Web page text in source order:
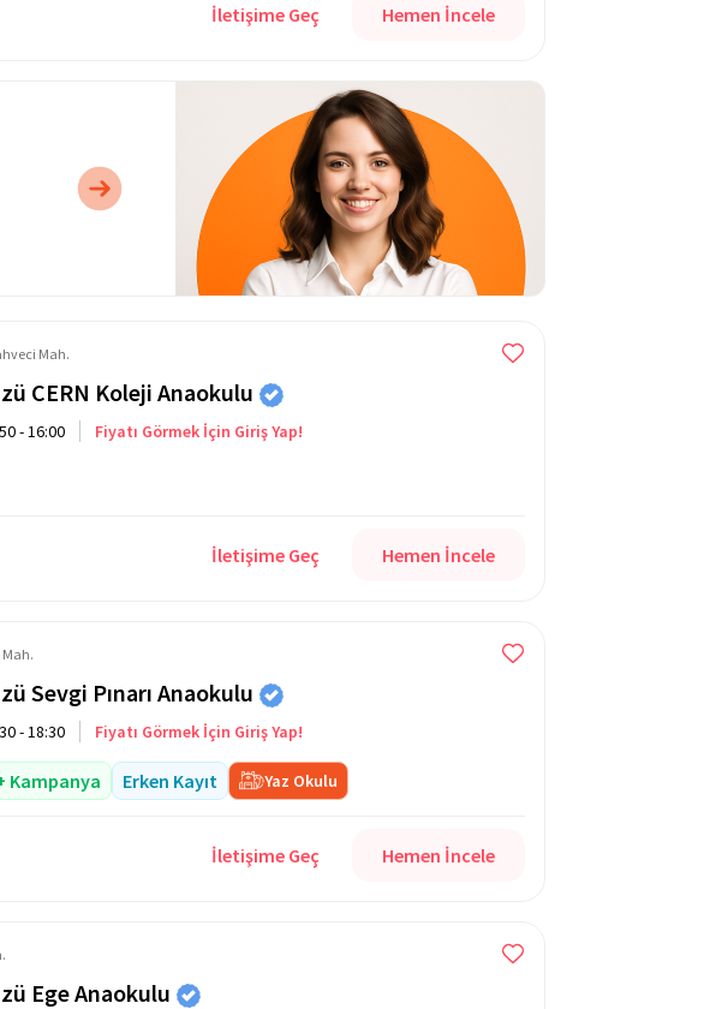
İletişime Geç Hemen İncele
Mah.
CERN Koleji Anaokulu
- 16:00 Fiyatı Görmek İçin Giriş Yap!
İletişime Geç Hemen İncele
Sevgi Pınarı Anaokulu
- 18:30 Fiyatı Görmek İçin Giriş Yap!
Kampanya Erken Kayıt Yaz Okulu
İletişime Geç Hemen İncele
Ege Anaokulu